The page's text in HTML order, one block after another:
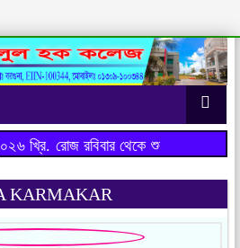
খ্রি. রোজ রবিবার থেকে শুরু হবে।
KARMAKAR